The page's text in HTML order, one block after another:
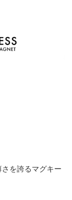
を誇るマグキー